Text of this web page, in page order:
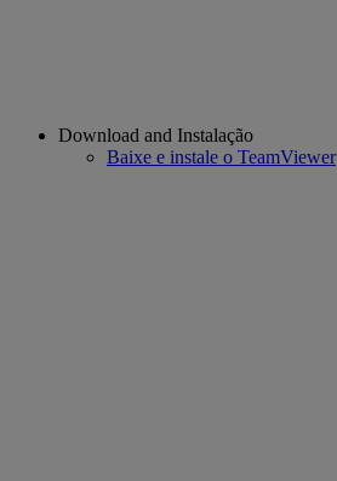
Download and Instalação
Baixe e instale o TeamViewer